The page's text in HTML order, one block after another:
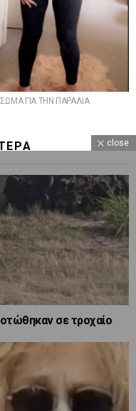
ΓΙΑ ΤΗΝ ΠΑΡΑΛΙΑ
σε τροχαίο
close